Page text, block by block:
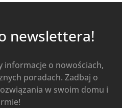
newslettera!
informacje o nowościach,
poradach. Zadbaj o
w swoim domu i